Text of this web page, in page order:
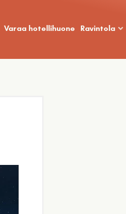
Varaa hotellihuone Ravintola